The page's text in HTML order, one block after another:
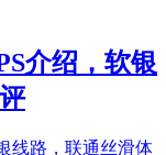
介绍，软银